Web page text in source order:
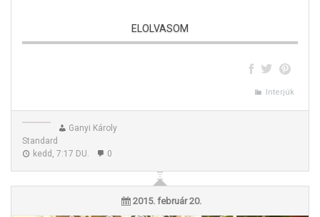
ELOLVASOM
Interjúk
Ganyi Károly
Standard
kedd, 7:17 DU.
0
2015. február 20.